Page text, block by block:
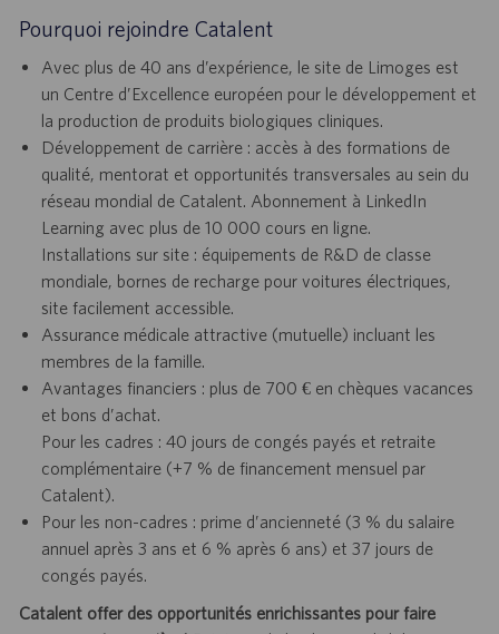
Pourquoi rejoindre Catalent
Avec plus de 40 ans d’expérience, le site de Limoges est
un Centre d’Excellence européen pour le développement et
la production de produits biologiques cliniques.
Développement de carrière : accès à des formations de
qualité, mentorat et opportunités transversales au sein du
réseau mondial de Catalent. Abonnement à LinkedIn
Learning avec plus de 10 000 cours en ligne.
Installations sur site : équipements de R&D de classe
mondiale, bornes de recharge pour voitures électriques,
site facilement accessible.
Assurance médicale attractive (mutuelle) incluant les
membres de la famille.
Avantages financiers : plus de 700 € en chèques vacances
et bons d’achat.
Pour les cadres : 40 jours de congés payés et retraite
complémentaire (+7 % de financement mensuel par
Catalent).
Pour les non-cadres : prime d’ancienneté (3 % du salaire
annuel après 3 ans et 6 % après 6 ans) et 37 jours de
congés payés.
Catalent offer des opportunités enrichissantes pour faire